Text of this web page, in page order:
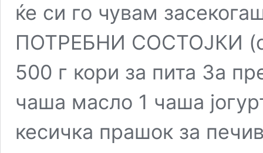
ќе си го чувам
ПОТРЕБНИ СОСТОЈКИ
500 г кори за пита За
чаша масло 1 чаша
кесичка прашок за